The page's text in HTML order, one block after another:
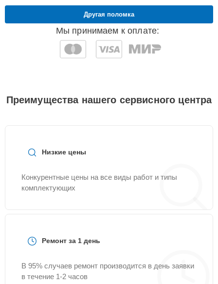
Мы принимаем к оплате:
Другая поломка
Преимущества нашего сервисного центра
Низкие цены
Конкурентные цены на все виды работ и типы
комплектующих
Ремонт за 1 день
В 95% случаев ремонт производится в день заявки
в течение 1-2 часов